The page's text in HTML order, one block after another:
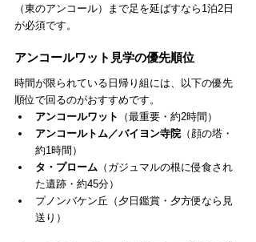
（東のアンコール）まで足を延ばすなら1泊2日
が必須です。
アンコールワット見学の優先順位
時間が限られている日帰り組には、以下の優先
順位で回るのがおすすめです。
アンコールワット
（最重要・約2時間）
アンコールトム／バイヨン寺院 （顔の塔・
約1時間）
タ・プローム （ガジュマルの根に侵食され
た遺跡・約45分）
プノンバケン丘（夕日鑑賞・夕方便なら見
送り）